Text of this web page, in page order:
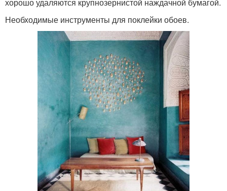
Необходимые инструменты для поклейки обоев.